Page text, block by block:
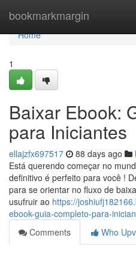
bookmarkmargin
Home
Home
1
Baixar Ebook:
para Iniciantes
ellajzfx697517 88 days ago
Está querendo começar no
definitivo é perfeito para você !
para se orientar no fluxo de
usufruir ao https://
ebook-guia-completo-para-
Comments
Who